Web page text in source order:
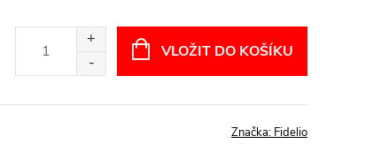
VLOŽIT DO KOŠÍKU
Značka: Fidelio